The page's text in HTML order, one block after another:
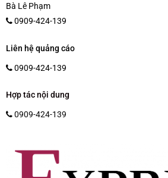
Bà Lê Phạm
0909-424-139
Liên hệ quảng cáo
0909-424-139
Hợp tác nội dung
0909-424-139